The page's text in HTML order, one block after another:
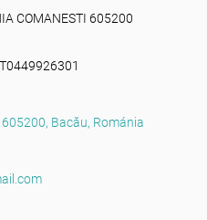
COMANESTI 605200
Bacău, Románia